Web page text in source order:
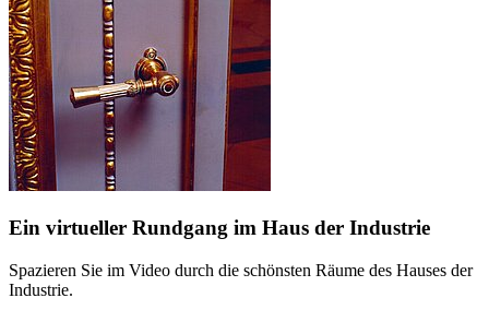
Ein virtueller Rundgang im Haus der Industrie
Spazieren Sie im Video durch die schönsten Räume des Hauses der
Industrie.